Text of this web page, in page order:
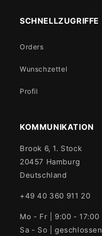
SCHNELLZUGRIFFE
Orders
Wunschzettel
Profil
KOMMUNIKATION
Brook 6, 1. Stock
20457 Hamburg
Deutschland
+49 40 360 911 20
Mo - Fr | 9:00 - 17:00
Sa - So | geschlossen